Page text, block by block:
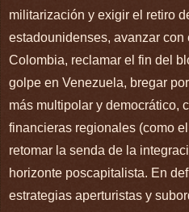
militarización y exigir el retiro
estadounidenses, avanzar con
Colombia, reclamar el fin del
golpe en Venezuela, bregar
más multipolar y democrático,
financieras regionales (como
retomar la senda de la
horizonte poscapitalista. En
estrategias aperturistas y